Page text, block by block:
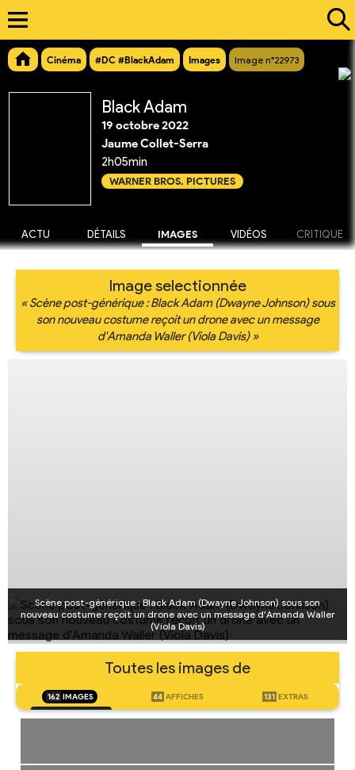
Cinéma #DC #BlackAdam Images Image n°22973
Black Adam
19 octobre 2022
Jaume Collet-Serra
2h05min
WARNER BROS. PICTURES
ACTU DÉTAILS IMAGES VIDÉOS CRITIQUE
Image selectionnée
« Scène post-générique : Black Adam (Dwayne Johnson) sous
son nouveau costume reçoit un drone avec un message
d'Amanda Waller (Viola Davis) »
Scène post-générique : Black Adam (Dwayne Johnson) sous son
nouveau costume reçoit un drone avec un message d'Amanda Waller
(Viola Davis)
Toutes les images de
162 IMAGES 44 AFFICHES 131 EXTRAS